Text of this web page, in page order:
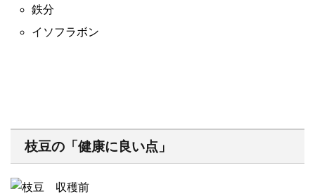
鉄分
イソフラボン
枝豆の「健康に良い点」